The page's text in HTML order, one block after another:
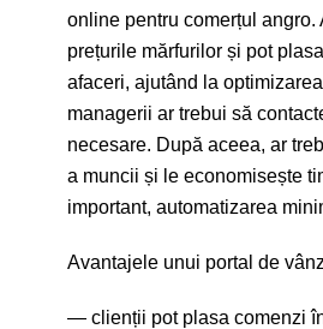
online pentru comerțul
prețurile mărfurilor și pot
afaceri, ajutând la
managerii ar trebui să
necesare. După aceea, ar
a muncii și le economisește
important, automatizarea
Avantajele unui portal de
clienții pot plasa comenzi